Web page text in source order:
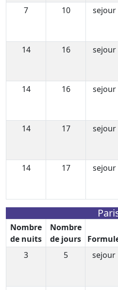
7
10 sejour
14
16 sejour
14
16 sejour
14
17 sejour
14
17 sejour
Nombre
de nuits
Nombre
de jours
3
5 sejour